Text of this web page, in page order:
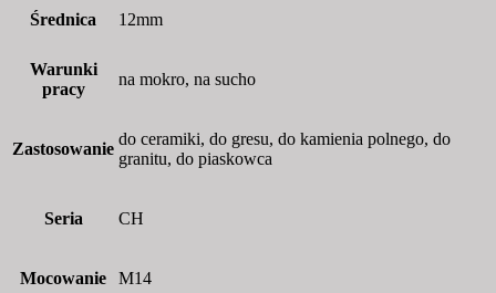
Średnica 12mm
Warunki
pracy
na mokro, na sucho
Zastosowanie
do ceramiki, do gresu, do kamienia polnego, do
granitu, do piaskowca
Seria CH
Mocowanie M14